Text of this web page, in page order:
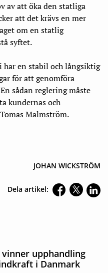
av att öka den statliga
att det krävs en mer
om en statlig
syftet.
har en stabil och långsiktig
för att genomföra
sådan reglering måste
kundernas och
Malmström.
JOHAN WICKSTRÖM
Dela artikel:
upphandling
i Danmark